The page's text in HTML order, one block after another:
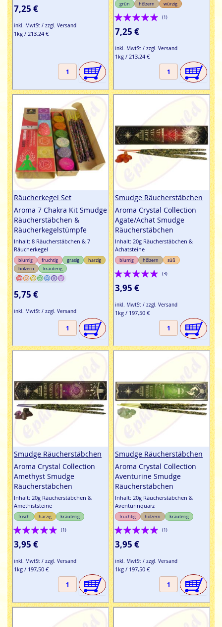
7,25 €
inkl. MwtSt / zzgl. Versand
1kg / 213,24 €
grün hölzern würzig
Bewertung:
100%
(1)
7,25 €
inkl. MwtSt / zzgl. Versand
1kg / 213,24 €
Räucherkegel Set
Aroma 7 Chakra Kit Smudge
Räucherstäbchen &
Räucherkegelstümpfe
Inhalt: 8 Räucherstäbchen & 7
Räucherkegel
blumig fruchtig grasig
harzig
hölzern
kräuterig
5,75 €
inkl. MwtSt / zzgl. Versand
Smudge Räucherstäbchen
Aroma Crystal Collection
Agate/Achat Smudge
Räucherstäbchen
Inhalt: 20g Räucherstäbchen &
Achatsteine
blumig hölzern süß
Bewertung:
100%
(3)
3,95 €
inkl. MwtSt / zzgl. Versand
1kg / 197,50 €
Smudge Räucherstäbchen
Aroma Crystal Collection
Amethyst Smudge
Räucherstäbchen
Inhalt: 20g Räucherstäbchen &
Amethiststeine
frisch harzig kräuterig
Bewertung:
100%
(1)
3,95 €
inkl. MwtSt / zzgl. Versand
1kg / 197,50 €
Smudge Räucherstäbchen
Aroma Crystal Collection
Aventurine Smudge
Räucherstäbchen
Inhalt: 20g Räucherstäbchen &
Aventurinquarz
fruchtig hölzern kräuterig
Bewertung:
100%
(1)
3,95 €
inkl. MwtSt / zzgl. Versand
1kg / 197,50 €